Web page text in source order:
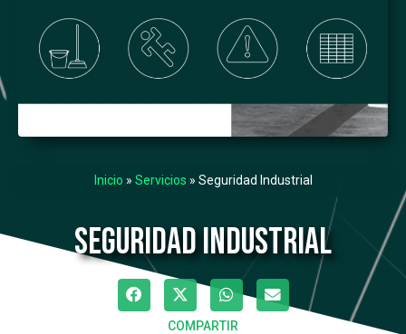
Inicio » Servicios » Seguridad Industrial
Seguridad Industrial
COMPARTIR